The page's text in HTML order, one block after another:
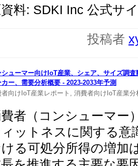
資料: SDKI Inc 公式サ
投稿者
シューマー向けIoT産業、シェア、サイズ調
カー、需要分析概要 - 2023-2033年予測
者向けIoT産業レポート, 消費者向けIoT産業分
者（コンシューマー
ットネスに関する意
る可処分所得の増加